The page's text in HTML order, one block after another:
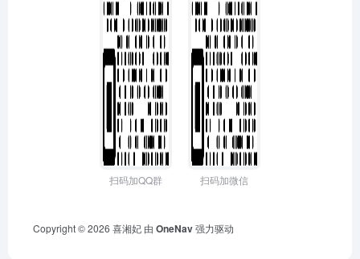
扫码加QQ群 扫码加微信
Copyright © 2026 喜湘妃 由 OneNav强力驱动